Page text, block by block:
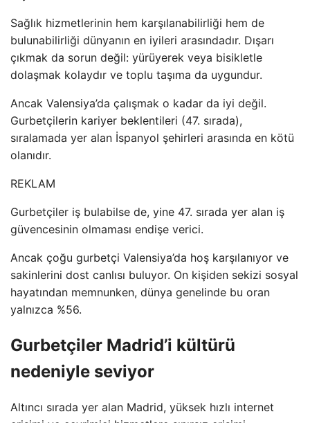
Sağlık hizmetlerinin hem karşılanabilirliği hem de
bulunabilirliği dünyanın en iyileri arasındadır. Dışarı
çıkmak da sorun değil: yürüyerek veya bisikletle
dolaşmak kolaydır ve toplu taşıma da uygundur.
Ancak Valensiya’da çalışmak o kadar da iyi değil.
Gurbetçilerin kariyer beklentileri (47. sırada),
sıralamada yer alan İspanyol şehirleri arasında en kötü
olanıdır.
REKLAM
Gurbetçiler iş bulabilse de, yine 47. sırada yer alan iş
güvencesinin olmaması endişe verici.
Ancak çoğu gurbetçi Valensiya’da hoş karşılanıyor ve
sakinlerini dost canlısı buluyor. On kişiden sekizi sosyal
hayatından memnunken, dünya genelinde bu oran
yalnızca %56.
Gurbetçiler Madrid’i kültürü
nedeniyle seviyor
Altıncı sırada yer alan Madrid, yüksek hızlı internet